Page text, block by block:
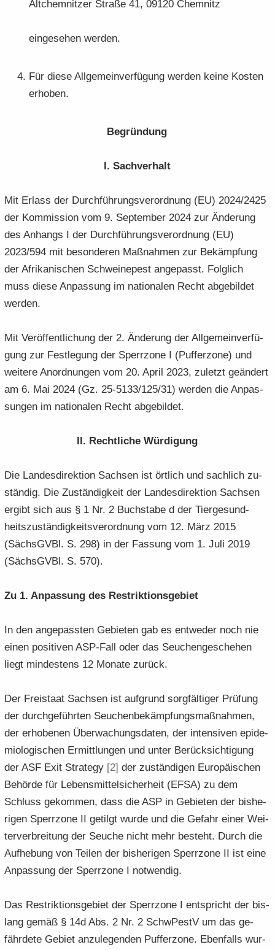
Alt­chem­nit­zer Stra­ße 41, 09120 Chem­nitz
ein­ge­se­hen wer­den.
Für diese All­ge­mein­ver­fü­gung wer­den keine Kos­ten
er­ho­ben.
Be­grün­dung
I. Sach­ver­halt
Mit Er­lass der Durch­füh­rungs­ver­ord­nung (EU) 2024/2425
der Kom­mis­si­on vom 9. Sep­tem­ber 2024 zur Än­de­rung
des An­hangs I der Durch­füh­rungs­ver­ord­nung (EU)
2023/594 mit be­son­de­ren Maß­nah­men zur Be­kämp­fung
der Afri­ka­ni­schen Schwei­ne­pest an­ge­passt. Folg­lich
muss diese An­pas­sung im na­tio­na­len Recht ab­ge­bil­det
wer­den.
Mit Ver­öf­fent­li­chung der 2. Än­de­rung der All­ge­mein­ver­fü­
gung zur Fest­le­gung der Sperr­zo­ne I (Puf­fer­zo­ne) und
wei­te­re An­ord­nun­gen vom 20. April 2023, zu­letzt ge­än­dert
am 6. Mai 2024 (Gz. 25-5133/125/31) wer­den die An­pas­
sun­gen im na­tio­na­len Recht ab­ge­bil­det.
II. Recht­li­che Wür­di­gung
Die Lan­des­di­rek­ti­on Sach­sen ist ört­lich und sach­lich zu­
stän­dig. Die Zu­stän­dig­keit der Lan­des­di­rek­ti­on Sach­sen
er­gibt sich aus § 1 Nr. 2 Buch­sta­be d der Tier­ge­sund­
heits­zu­stän­dig­keits­ver­ord­nung vom 12. März 2015
(Sächs­GVBl. S. 298) in der Fas­sung vom 1. Juli 2019
(Sächs­GVBl. S. 570).
Zu 1. An­pas­sung des Re­strik­ti­ons­ge­biet
In den an­ge­pass­ten Ge­bie­ten gab es ent­we­der noch nie
einen po­si­ti­ven ASP-​Fall oder das Seu­chen­ge­sche­hen
liegt min­des­tens 12 Mo­na­te zu­rück.
Der Frei­staat Sach­sen ist auf­grund sorg­fäl­ti­ger Prü­fung
der durch­ge­führ­ten Seu­chen­be­kämp­fungs­maß­nah­men,
der er­ho­be­nen Über­wa­chungs­da­ten, der in­ten­si­ven epi­de­
mio­lo­gi­schen Er­mitt­lun­gen und unter Be­rück­sich­ti­gung
der ASF Exit Stra­te­gy [2] der zu­stän­di­gen Eu­ro­päi­schen
Be­hör­de für Le­bens­mit­tel­si­cher­heit (EFSA) zu dem
Schluss ge­kom­men, dass die ASP in Ge­bie­ten der bis­he­
ri­gen Sperr­zo­ne II ge­tilgt wurde und die Ge­fahr einer Wei­
ter­ver­brei­tung der Seu­che nicht mehr be­steht. Durch die
Auf­he­bung von Tei­len der bis­he­ri­gen Sperr­zo­ne II ist eine
An­pas­sung der Sperr­zo­ne I not­wen­dig.
Das Re­strik­ti­ons­ge­biet der Sperr­zo­ne I ent­spricht der bis­
lang gemäß § 14d Abs. 2 Nr. 2 SchwPestV um das ge­
fähr­de­te Ge­biet an­zu­le­gen­den Puf­fer­zo­ne. Eben­falls wur­